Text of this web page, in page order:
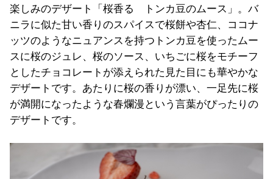
楽しみのデザート「桜香る トンカ豆のムース」。バ
ニラに似た甘い香りのスパイスで桜餅や杏仁、ココナ
ッツのようなニュアンスを持つトンカ豆を使ったムー
スに桜のジュレ、桜のソース、いちごに桜をモチーフ
としたチョコレートが添えられた見た目にも華やかな
デザートです。あたりに桜の香りが漂い、一足先に桜
が満開になったような春爛漫という言葉がぴったりの
デザートです。